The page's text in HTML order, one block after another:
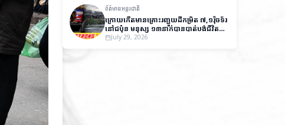
ព័ត៌មានអន្តរជាតិ
ក្រោយកើតមានគ្រោះរញ្ជួយដីកម្រិត ៧,១រ៉ិចទ័រ
នៅជប៉ុន មនុស្ស ១៣នាក់បានបាត់បង់ជីវិត
និងមួយចំនួនកំពុងបាត់ខ្លួន
July 29, 2026